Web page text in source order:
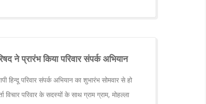
ने प्रारंभ किया परिवार संपर्क अभियान
हिन्दू परिवार संपर्क अभियान का शुभारंभ सोमवार से हो
परिवार के सदस्यों के साथ ग्राम ग्राम, मोहल्ला